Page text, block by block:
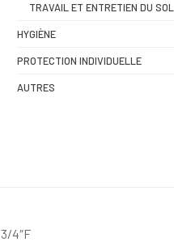
TRAVAIL ET ENTRETIEN DU SOL
HYGIÈNE
PROTECTION INDIVIDUELLE
AUTRES
3/4″F